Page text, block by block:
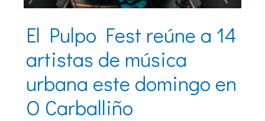
El Pulpo Fest reúne a 14
artistas de música
urbana este domingo en
O Carballiño